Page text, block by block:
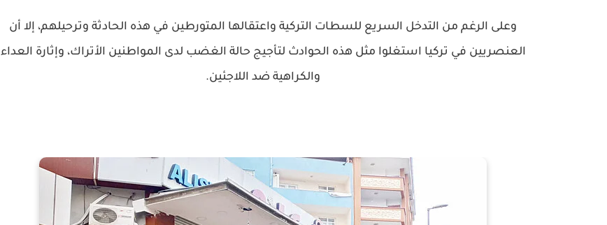
وعلى الرغم من التدخل السريع للسطات التركية واعتقالها المتورطين في هذه الحادثة وترحيلهم، إلا أن
العنصريين في تركيا استغلوا مثل هذه الحوادث لتأجيج حالة الغضب لدى المواطنين الأتراك، وإثارة العداء
والكراهية ضد اللاجئين.